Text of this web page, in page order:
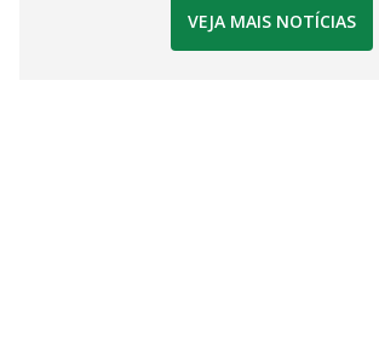
VEJA MAIS NOTÍCIAS